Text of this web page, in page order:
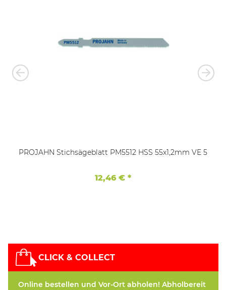
PROJAHN Stichsägeblatt PM5512 HSS 55x1,2mm VE 5
12,46 € *
CLICK & COLLECT
Online bestellen und Vor-Ort abholen! Abholbereit